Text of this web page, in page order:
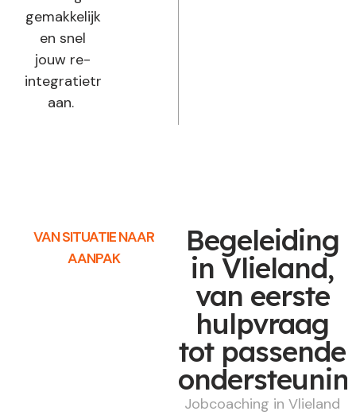
gemakkelijk
en snel
jouw re-
integratietraject
aan.
VAN SITUATIE NAAR
AANPAK
Begeleiding
in Vlieland,
van eerste
hulpvraag
tot passende
Jobcoaching in Vlieland